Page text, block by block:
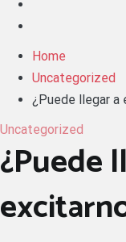
Home
Uncategorized
¿Puede llegar a
Uncategorized
¿Puede